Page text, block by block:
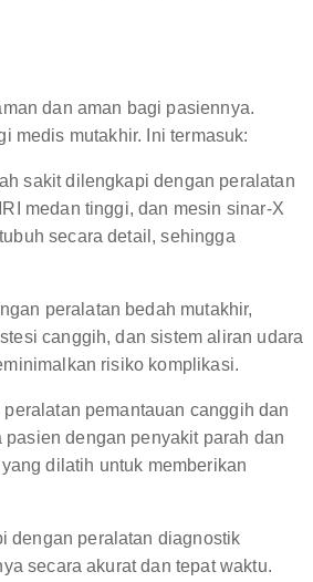
dan aman bagi pasiennya.
medis mutakhir. Ini termasuk:
sakit dilengkapi dengan peralatan
medan tinggi, dan mesin sinar-X
secara detail, sehingga
peralatan bedah mutakhir,
canggih, dan sistem aliran udara
risiko komplikasi.
pemantauan canggih dan
dengan penyakit parah dan
dilatih untuk memberikan
dengan peralatan diagnostik
secara akurat dan tepat waktu.